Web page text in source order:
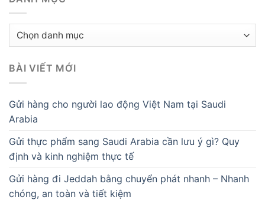
Danh
BÀI VIẾT MỚI
Gửi hàng cho người lao động Việt Nam tại Saudi
Arabia
Gửi thực phẩm sang Saudi Arabia cần lưu ý gì? Quy
định và kinh nghiệm thực tế
Gửi hàng đi Jeddah bằng chuyển phát nhanh – Nhanh
chóng, an toàn và tiết kiệm